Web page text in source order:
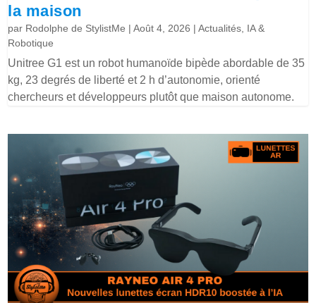
la maison
par Rodolphe de StylistMe |Août 4, 2026 |Actualités IA &
Robotique
Unitree G1 est un robot humanoïde bipède abordable de 35
kg, 23 degrés de liberté et 2 h d’autonomie, orienté
chercheurs et développeurs plutôt que maison autonome.